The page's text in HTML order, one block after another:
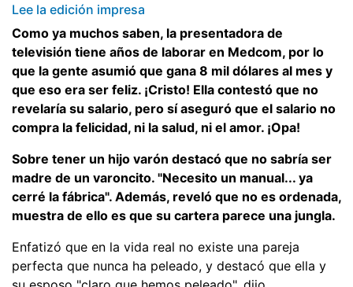
Lee la edición impresa
Como ya muchos saben, la presentadora de
televisión tiene años de laborar en Medcom, por lo
que la gente asumió que gana 8 mil dólares al mes y
que eso era ser feliz. ¡Cristo! Ella contestó que no
revelaría su salario, pero sí aseguró que el salario no
compra la felicidad, ni la salud, ni el amor. ¡Opa!
Sobre tener un hijo varón destacó que no sabría ser
madre de un varoncito. "Necesito un manual... ya
cerré la fábrica". Además, reveló que no es ordenada,
muestra de ello es que su cartera parece una jungla.
Enfatizó que en la vida real no existe una pareja
perfecta que nunca ha peleado, y destacó que ella y